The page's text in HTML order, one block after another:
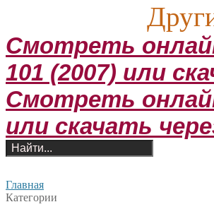
Смотреть
101 (2007) или
Смотреть
или скачать
Главная
Категории